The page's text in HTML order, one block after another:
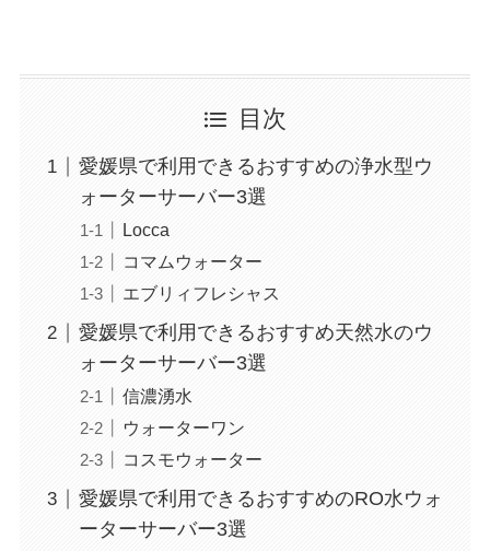
目次
愛媛県で利用できるおすすめの浄水型ウ
ォーターサーバー3選
Locca
コマムウォーター
エブリィフレシャス
愛媛県で利用できるおすすめ天然水のウ
ォーターサーバー3選
信濃湧水
ウォーターワン
コスモウォーター
愛媛県で利用できるおすすめのRO水ウォ
ーターサーバー3選